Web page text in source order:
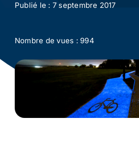
Actualité
Publié le : 7 septembre 2017
Nombre de vues : 994